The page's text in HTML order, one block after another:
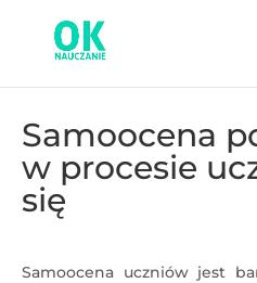
Samoocena
w procesie
się
Samoocena uczniów jest